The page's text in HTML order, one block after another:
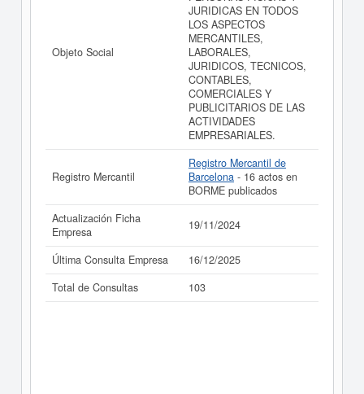
La última actualización del informe de empresa se ha
realizado el 19/11/2024.
Objeto Social
JURIDICAS EN TODOS
LOS ASPECTOS
MERCANTILES,
LABORALES,
JURIDICOS, TECNICOS,
CONTABLES,
COMERCIALES Y
PUBLICITARIOS DE LAS
ACTIVIDADES
EMPRESARIALES.
Registro Mercantil
Registro Mercantil de
Barcelona - 16 actos en
BORME publicados
Actualización Ficha
Empresa
19/11/2024
Última Consulta Empresa
16/12/2025
Total de Consultas
103